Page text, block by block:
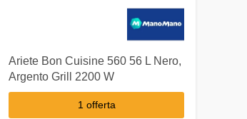
Ariete Bon Cuisine 560 56 L Nero,
Argento Grill 2200 W
1 offerta